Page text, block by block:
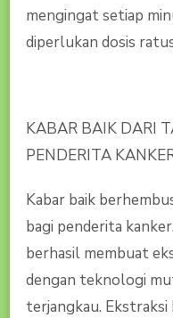
mengingat setiap
diperlukan dosis
KABAR BAIK DARI
PENDERITA
Kabar baik
bagi penderita
berhasil membuat
dengan teknologi
terjangkau.